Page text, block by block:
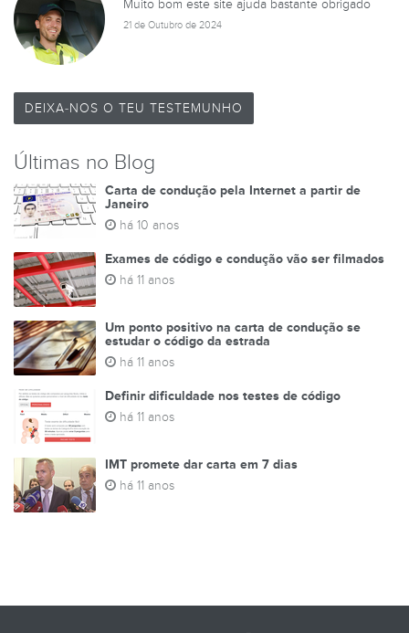
Muito bom este site ajuda bastante obrigado
21 de Outubro de 2024
DEIXA-NOS O TEU TESTEMUNHO
Últimas no Blog
Carta de condução pela Internet a partir de
Janeiro
há 10 anos
Exames de código e condução vão ser filmados
há 11 anos
Um ponto positivo na carta de condução se
estudar o código da estrada
há 11 anos
Definir dificuldade nos testes de código
há 11 anos
IMT promete dar carta em 7 dias
há 11 anos